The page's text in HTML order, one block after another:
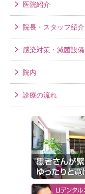
医院紹介
院長・スタッフ紹介
感染対策・滅菌設備
院内
診療の流れ